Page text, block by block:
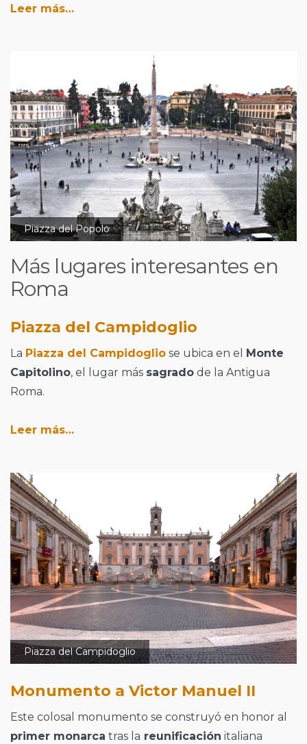
Leer más…
Piazza del Popolo
Más lugares interesantes en
Roma
Piazza del Campidoglio
La Piazza del Campidoglio se ubica en el
Monte
Capitolino, el lugar más sagrado de la Antigua
Roma.
Leer más…
Piazza del Campidoglio
Monumento a Victor Manuel II
Este colosal monumento se construyó en honor al
primer monarca tras la reunificación italiana